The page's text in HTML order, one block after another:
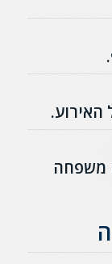
האירוע.
משפחה